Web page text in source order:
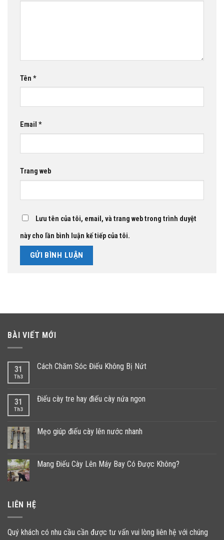
Tên *
Email *
Trang web
Lưu tên của tôi, email, và trang web trong trình duyệt
này cho lần bình luận kế tiếp của tôi.
BÀI VIẾT MỚI
31
Th3
Cách Chăm Sóc Điếu Không Bị Nứt
31
Th3
Điếu cày tre hay điếu cày nứa ngon
Mẹo giúp điếu cày lên nước nhanh
Mang Điếu Cày Lên Máy Bay Có Được Không?
LIÊN HỆ
Quý khách có nhu cầu cần được tư vấn vui lòng liên hệ với chúng